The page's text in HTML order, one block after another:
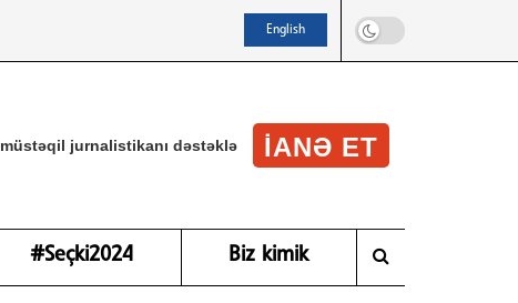
English
müstəqil jurnalistikanı dəstəklə IANƏ ET
#Seçki2024 Biz kimik